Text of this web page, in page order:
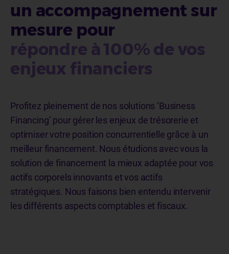
un accompagnement sur
mesure pour
répondre à 100% de vos
enjeux financiers
Profitez pleinement de nos solutions ‘Business
Financing’ pour gérer les enjeux de trésorerie et
optimiser votre position concurrentielle grâce à un
meilleur financement. Nous étudions avec vous la
solution de financement la mieux adaptée pour vos
actifs corporels innovants et vos actifs
stratégiques. Nous faisons bien entendu intervenir
les différents aspects comptables et fiscaux.